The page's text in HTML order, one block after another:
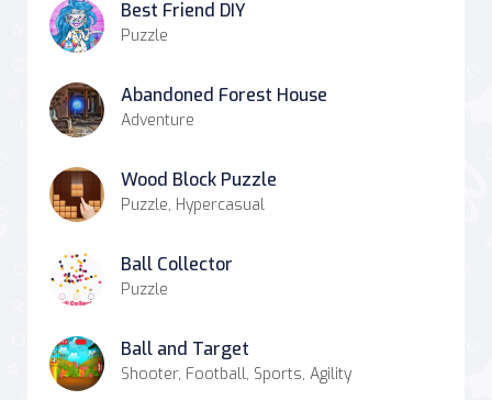
Best Friend DIY
Puzzle
Abandoned Forest House
Adventure
Wood Block Puzzle
Puzzle, Hypercasual
Ball Collector
Puzzle
Ball and Target
Shooter, Football, Sports, Agility